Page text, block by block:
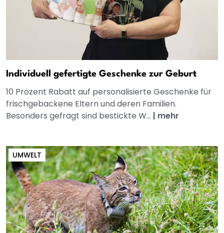
Individuell gefertigte Geschenke zur Geburt
10 Prozent Rabatt auf personalisierte Geschenke für
frischgebackene Eltern und deren Familien.
Besonders gefragt sind bestickte W... | mehr
UMWELT